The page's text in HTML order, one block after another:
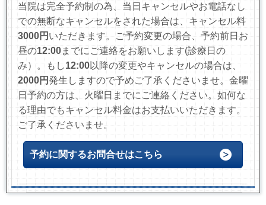
当院は完全予約制の為、当日キャンセルやお電話なし
での無断なキャンセルをされた場合は、キャンセル料
3000円 いただきます。
ご予約変更の場合、予約前日お
昼の12:00までにご連絡をお願いします(診療日の
み）
。もし12:00以降の変更やキャンセルの場合は、
2000円発生しますので予めご了承くださいませ。金曜
日予約の方は、火曜日までにご連絡ください。如何な
る理由でもキャンセル料金はお支払いいただきます。
ご了承くださいませ。
予約に関するお問合せはこちら